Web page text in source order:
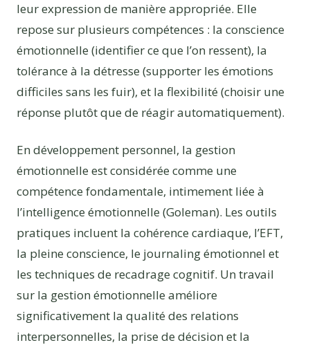
leur expression de manière appropriée. Elle
repose sur plusieurs compétences : la conscience
émotionnelle (identifier ce que l’on ressent), la
tolérance à la détresse (supporter les émotions
difficiles sans les fuir), et la flexibilité (choisir une
réponse plutôt que de réagir automatiquement).
En développement personnel, la gestion
émotionnelle est considérée comme une
compétence fondamentale, intimement liée à
l’intelligence émotionnelle (Goleman). Les outils
pratiques incluent la cohérence cardiaque, l’EFT,
la pleine conscience, le journaling émotionnel et
les techniques de recadrage cognitif. Un travail
sur la gestion émotionnelle améliore
significativement la qualité des relations
interpersonnelles, la prise de décision et la